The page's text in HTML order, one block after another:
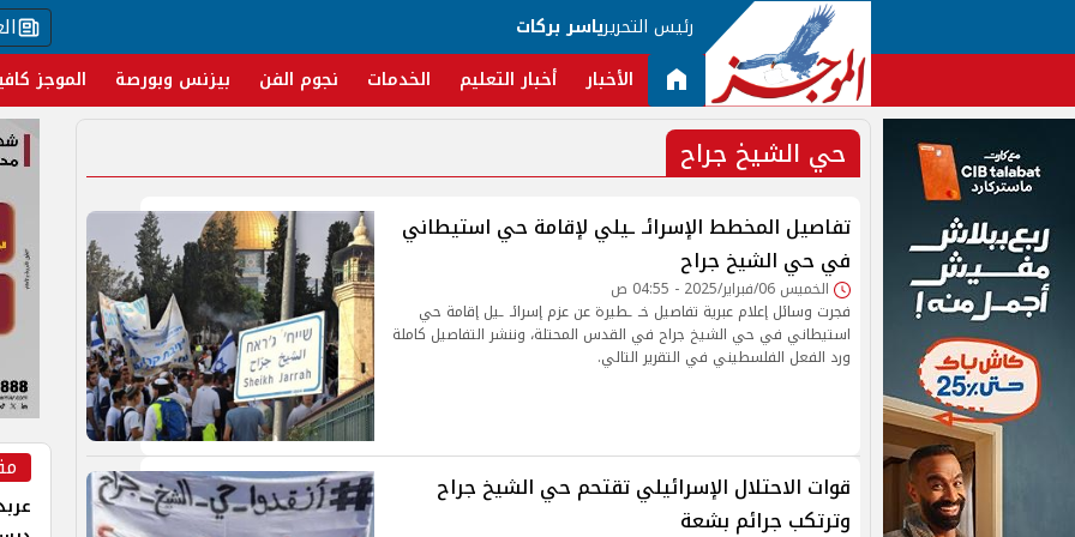
رئيس التحريرياسر بركات
الأخبار أخبار التعليم الخدمات نجوم الفن بيزنس وبورصة الموجز
حي الشيخ جراح
تفاصيل المخطط الإسرائـ ـيلي لإقامة حي استيطاني
في حي الشيخ جراح
الخميس 06/فبراير/2025 - 04:55 ص
فجرت وسائل إعلام عبرية تفاصيل خـ ـطيرة عن عزم إسرائـ ـيل إقامة حي
استيطاني في حي الشيخ جراح في القدس المحتلة، وننشر التفاصيل كاملة
ورد الفعل الفلسطيني في التقرير التالي.
قوات الاحتلال الإسرائيلي تقتحم حي الشيخ جراح
وترتكب جرائم بشعة